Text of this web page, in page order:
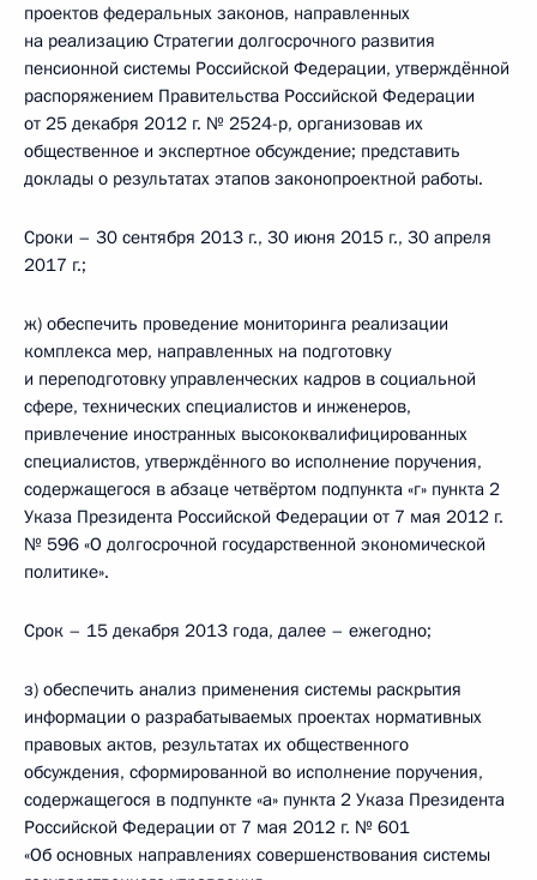
проектов федеральных законов, направленных
на реализацию Стратегии долгосрочного развития
пенсионной системы Российской Федерации, утверждённой
распоряжением Правительства Российской Федерации
от 25 декабря 2012 г. № 2524-р, организовав их
общественное и экспертное обсуждение; представить
доклады о результатах этапов законопроектной работы.
Сроки – 30 сентября 2013 г., 30 июня 2015 г., 30 апреля
2017 г.;
ж) обеспечить проведение мониторинга реализации
комплекса мер, направленных на подготовку
и переподготовку управленческих кадров в социальной
сфере, технических специалистов и инженеров,
привлечение иностранных высококвалифицированных
специалистов, утверждённого во исполнение поручения,
содержащегося в абзаце четвёртом подпункта «г» пункта 2
Указа Президента Российской Федерации от 7 мая 2012 г.
№ 596 «О долгосрочной государственной экономической
политике».
Срок – 15 декабря 2013 года, далее – ежегодно;
з) обеспечить анализ применения системы раскрытия
информации о разрабатываемых проектах нормативных
правовых актов, результатах их общественного
обсуждения, сформированной во исполнение поручения,
содержащегося в подпункте «а» пункта 2 Указа Президента
Российской Федерации от 7 мая 2012 г. № 601
«Об основных направлениях совершенствования системы